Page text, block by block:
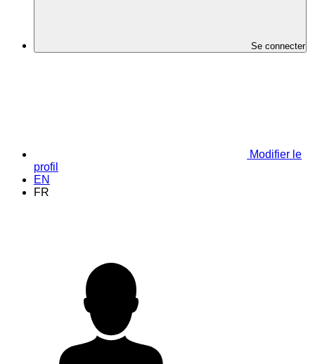
Se connecter
Modifier le
profil
EN
FR